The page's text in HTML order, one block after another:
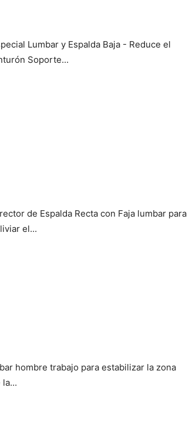
Lumbar y Espalda Baja - Reduce el
Soporte...
de Espalda Recta con Faja lumbar para
el...
hombre trabajo para estabilizar la zona